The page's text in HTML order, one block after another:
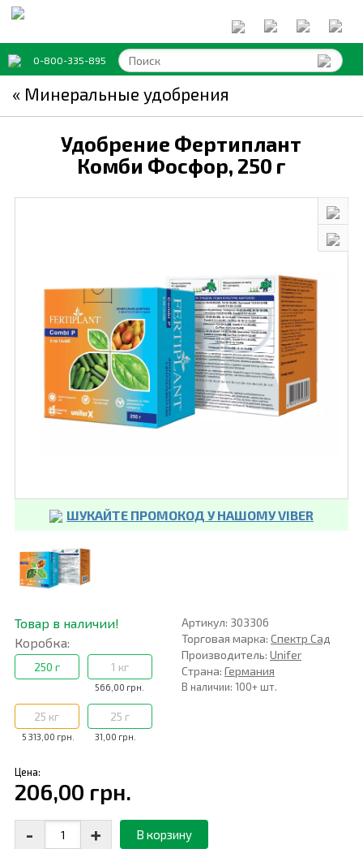
0-800-335-895
« Минеральные удобрения
Удобрение Фертиплант
Комби Фосфор, 250 г
ШУКАЙТЕ ПРОМОКОД У НАШОМУ VIBER
Товар в наличии!
Коробка:
250 г
566,00 грн.
1 кг
5 313,00 грн.
25 кг
31,00 грн.
25 г
Артикул: 303306
Торговая марка: Спектр Сад
Производитель: Unifer
Страна: Германия
В наличии: 100+ шт.
Цена:
206,00 грн.
- + В корзину